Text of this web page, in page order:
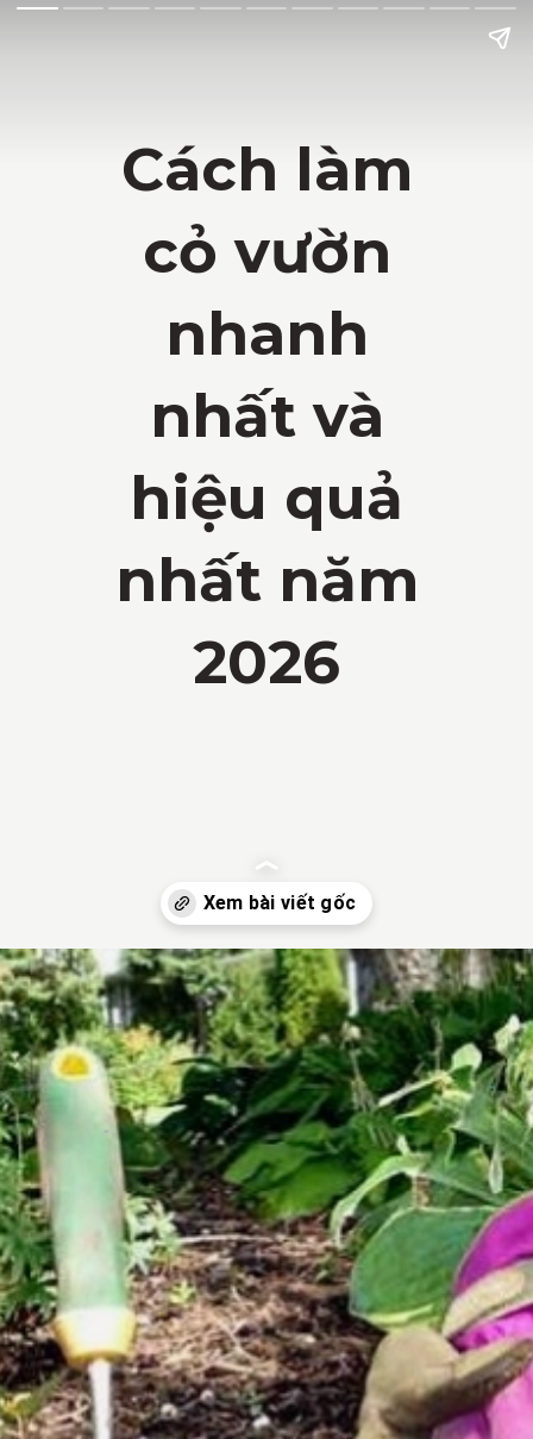
Cách làm
cỏ vườn
nhanh
nhất và
hiệu quả
nhất năm
2026
Đang mở https://vietnamxua.edu.vn/cach-lam-co-vuon-nhanh-nhat